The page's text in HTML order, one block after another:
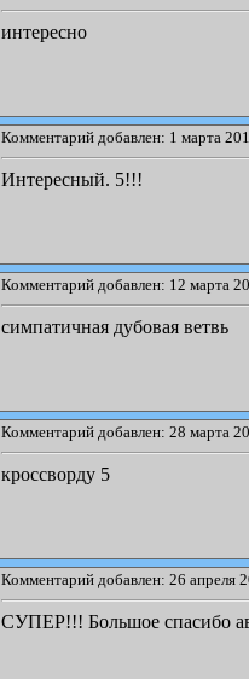
интересно
Комментарий добавлен: 1 марта
Интересный. 5!!!
Комментарий добавлен: 12 марта
симпатичная дубовая ветвь
Комментарий добавлен: 28 марта
кроссворду 5
Комментарий добавлен: 26 апреля
СУПЕР!!! Большое спасибо